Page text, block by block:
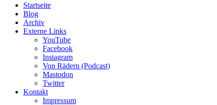
Startseite
Blog
Archiv
Externe Links
YouTube
Facebook
Instagram
Von Rädern (Podcast)
Mastodon
Twitter
Kontakt
Impressum